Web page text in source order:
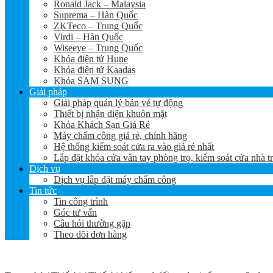
Ronald Jack – Malaysia
Suprema – Hàn Quốc
ZKTeco – Trung Quốc
Virdi – Hàn Quốc
Wiseeye – Trung Quốc
Khóa điện tử Hune
Khóa điện tử Kaadas
Khóa SAM SUNG
Giải pháp
Giải pháp quản lý bán vé tự động
Thiết bị nhận diện khuôn mặt
Khóa Khách Sạn Giá Rẻ
Máy chấm công giá rẻ, chính hãng
Hệ thống kiểm soát cửa ra vào giá rẻ nhất
Lắp đặt khóa cửa vân tay phòng trọ, kiểm soát cửa nhà
Dịch vụ
Dịch vụ lắp đặt máy chấm công
Tin tức
Tin công trình
Góc tư vấn
Câu hỏi thường gặp
Theo dõi đơn hàng